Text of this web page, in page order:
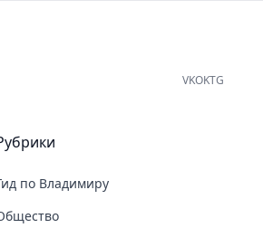
VKOKTG
по Владимиру